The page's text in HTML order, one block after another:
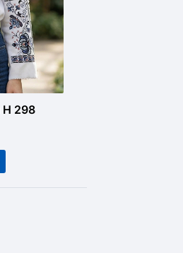
Схема вишиванки Н 298